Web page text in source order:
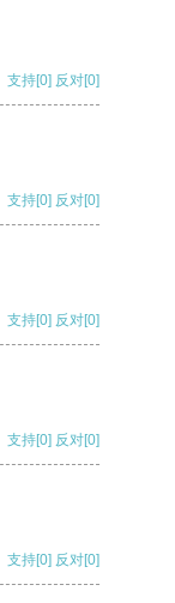
支持[0] 反对[0]
支持[0] 反对[0]
支持[0] 反对[0]
支持[0] 反对[0]
支持[0] 反对[0]